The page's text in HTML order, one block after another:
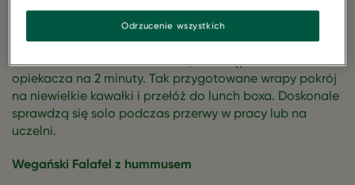
opakowaniu. Tortillę posmaruj wegańskim majonezem, a
następnie ułóż na niej sałatę i pozostałe pokrojone
warzywa. Na wierzch wysyp przygotowane Fileciki
Roślinne. Całość mocno zawiń, a następnie włóż do
opiekacza na 2 minuty. Tak przygotowane wrapy pokrój
na niewielkie kawałki i przełóż do lunch boxa. Doskonale
sprawdzą się solo podczas przerwy w pracy lub na
uczelni.
Wegański Falafel z hummusem
Odrzucenie wszystkich